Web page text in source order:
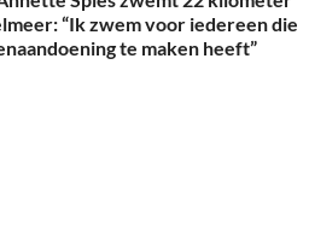
“Ik zwem voor iedereen die
te maken heeft”